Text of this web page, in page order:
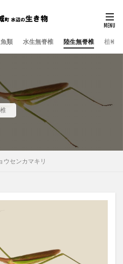
魚類 水生無脊椎 陸生無脊椎 植物
ウセンカマキリ